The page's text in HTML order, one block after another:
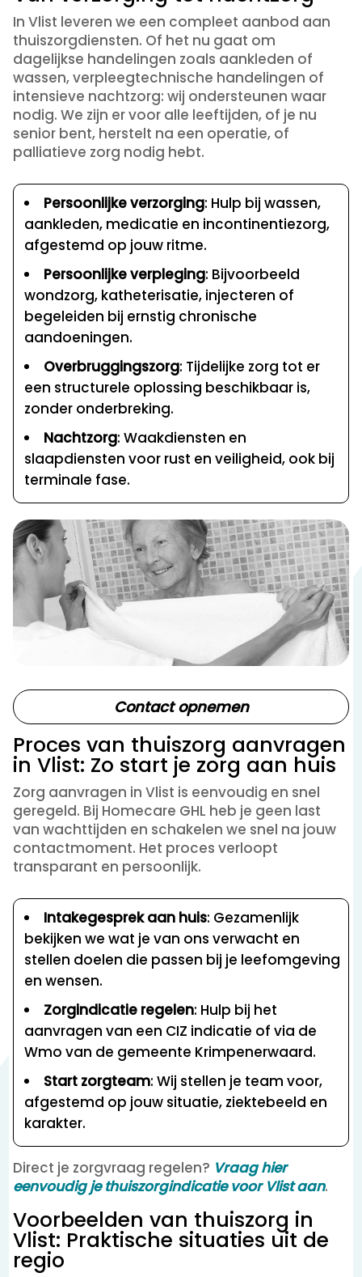
In Vlist leveren we een compleet aanbod aan
thuiszorgdiensten. Of het nu gaat om
dagelijkse handelingen zoals aankleden of
wassen, verpleegtechnische handelingen of
intensieve nachtzorg: wij ondersteunen waar
nodig. We zijn er voor alle leeftijden, of je nu
senior bent, herstelt na een operatie, of
palliatieve zorg nodig hebt.
Persoonlijke verzorging: Hulp bij wassen,
aankleden, medicatie en incontinentiezorg,
afgestemd op jouw ritme.
Persoonlijke verpleging: Bijvoorbeeld
wondzorg, katheterisatie, injecteren of
begeleiden bij ernstig chronische
aandoeningen.
Overbruggingszorg: Tijdelijke zorg tot er
een structurele oplossing beschikbaar is,
zonder onderbreking.
Nachtzorg: Waakdiensten en
slaapdiensten voor rust en veiligheid, ook bij
terminale fase.
Contact opnemen
Proces van thuiszorg aanvragen
in Vlist: Zo start je zorg aan huis
Zorg aanvragen in Vlist is eenvoudig en snel
geregeld. Bij Homecare GHL heb je geen last
van wachttijden en schakelen we snel na jouw
contactmoment. Het proces verloopt
transparant en persoonlijk.
Intakegesprek aan huis: Gezamenlijk
bekijken we wat je van ons verwacht en
stellen doelen die passen bij je leefomgeving
en wensen.
Zorgindicatie regelen: Hulp bij het
aanvragen van een CIZ indicatie of via de
Wmo van de gemeente Krimpenerwaard.
Start zorgteam: Wij stellen je team voor,
afgestemd op jouw situatie, ziektebeeld en
karakter.
Direct je zorgvraag regelen? Vraag hier
eenvoudig je thuiszorgindicatie voor Vlist aan.
Voorbeelden van thuiszorg in
Vlist: Praktische situaties uit de
regio